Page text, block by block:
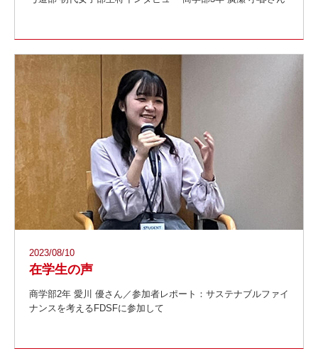
2023/08/10
在学生の声
商学部2年 愛川 優さん／参加者レポート：サステナブルファイ
ナンスを考えるFDSFに参加して